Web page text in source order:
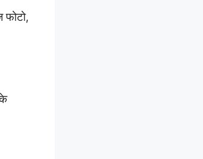
फोटो,